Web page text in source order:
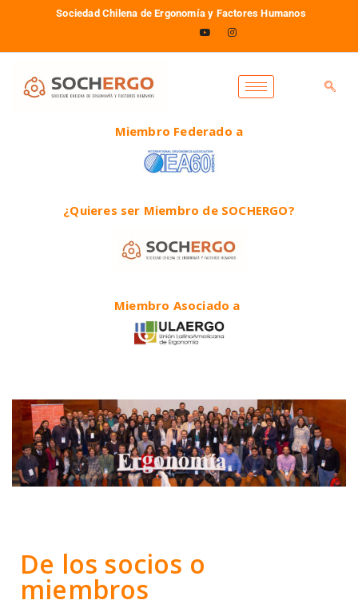
Sociedad Chilena de Ergonomía y Factores Humanos
Miembro Federado a
¿Quieres ser Miembro de SOCHERGO?
Miembro Asociado a
De los socios o
miembros